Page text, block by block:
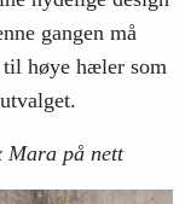
gangen må
høye hæler som
Mara på nett